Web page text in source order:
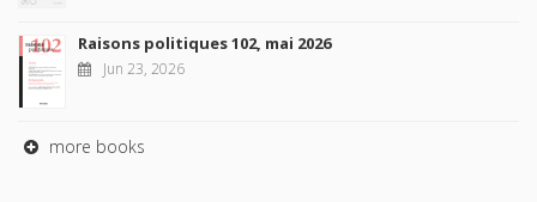
Raisons politiques 102, mai 2026
Jun 23, 2026
more books